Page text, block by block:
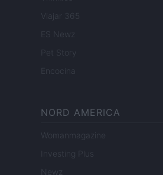
Viajar 365
ES Newz
Pet Story
Encocina
NORD AMERICA
Womanmagazine
Investing Plus
Newz